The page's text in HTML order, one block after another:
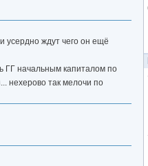
усердно ждут чего он ещё
ГГ начальным капиталом по
нехерово так мелочи по